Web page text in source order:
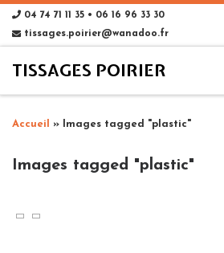
04 74 71 11 35 • 06 16 96 33 30
tissages.poirier@wanadoo.fr
TISSAGES POIRIER
Accueil » Images tagged "plastic"
Images tagged "plastic"